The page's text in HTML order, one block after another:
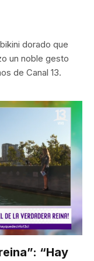
dorado que
un noble gesto
de Canal 13.
“Hay